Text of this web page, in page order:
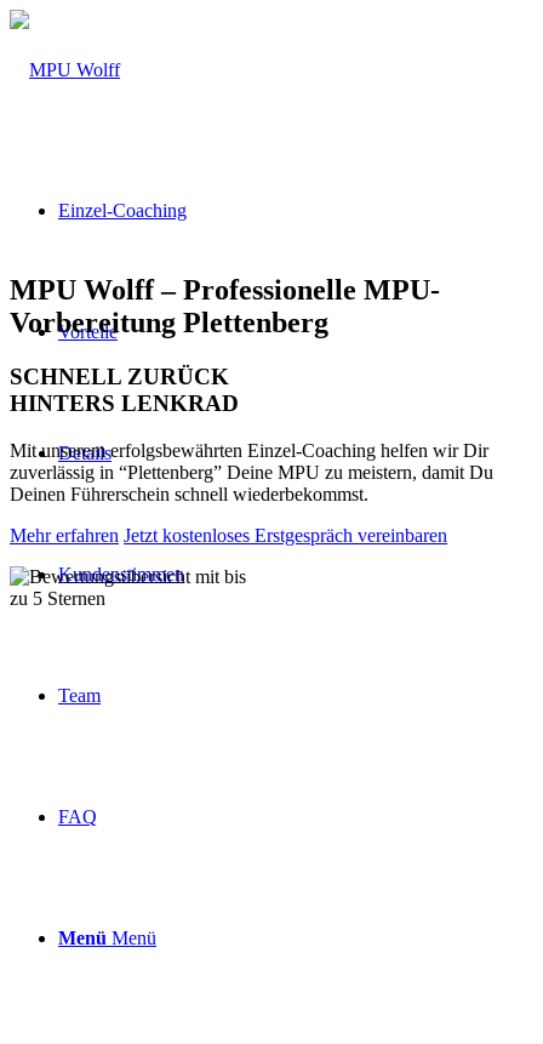
Einzel-Coaching
Vorteile
Details
Kundenstimmen
Team
FAQ
Menü Menü
MPU Wolff – Professionelle MPU-
Vorbereitung Plettenberg
SCHNELL ZURÜCK
HINTERS LENKRAD
Mit unserem erfolgsbewährten Einzel-Coaching helfen wir Dir
zuverlässig in “Plettenberg” Deine MPU zu meistern, damit Du
Deinen Führerschein schnell wiederbekommst.
Mehr erfahren Jetzt kostenloses Erstgespräch vereinbaren